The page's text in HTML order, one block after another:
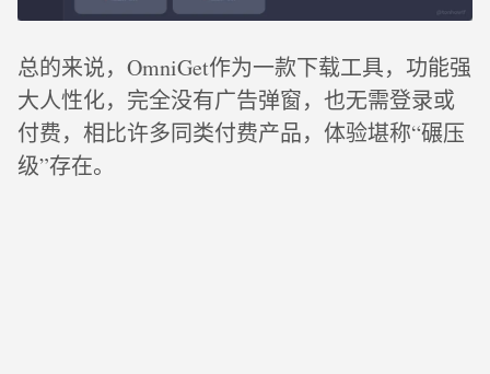
总的来说，OmniGet作为一款下载工具，功能强
大人性化，完全没有广告弹窗，也无需登录或
付费，相比许多同类付费产品，体验堪称“碾压
级”存在。